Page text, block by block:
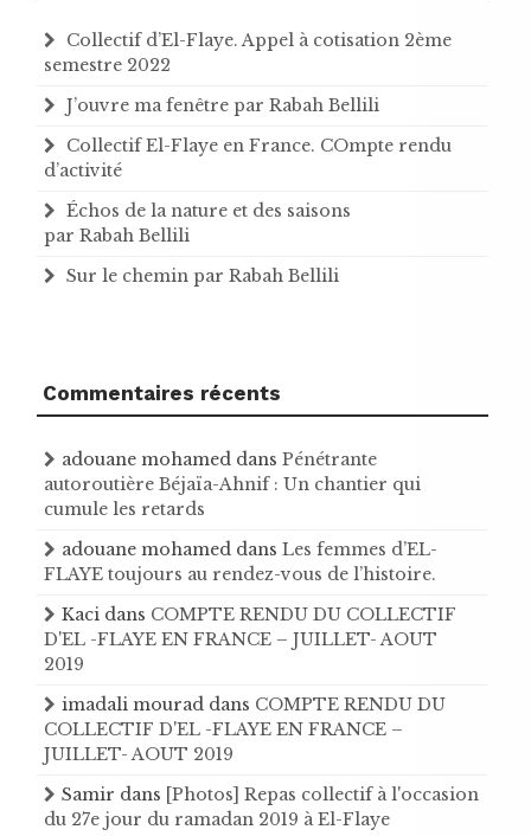
Collectif d’El-Flaye. Appel à cotisation 2ème
semestre 2022
J’ouvre ma fenêtre par Rabah Bellili
Collectif El-Flaye en France. COmpte rendu
d’activité
Échos de la nature et des saisons
par Rabah Bellili
Sur le chemin par Rabah Bellili
Commentaires récents
adouane mohamed dans Pénétrante
autoroutière Béjaïa-Ahnif : Un chantier qui
cumule les retards
adouane mohamed dans Les femmes d’EL-
FLAYE toujours au rendez-vous de l’histoire .
Kaci dans COMPTE RENDU DU COLLECTIF
D'EL -FLAYE EN FRANCE – JUILLET- AOUT
2019
imadali mourad dans COMPTE RENDU DU
COLLECTIF D'EL -FLAYE EN FRANCE –
JUILLET- AOUT 2019
Samir dans [Photos] Repas collectif à l'occasion
du 27e jour du ramadan 2019 à El-Flaye